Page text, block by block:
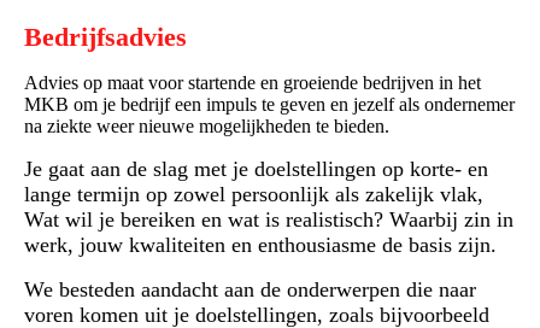
Bedrijfsadvies
Advies op maat voor startende en groeiende bedrijven in het
MKB om je bedrijf een impuls te geven en jezelf als ondernemer
na ziekte weer nieuwe mogelijkheden te bieden.
Je gaat aan de slag met je doelstellingen op korte- en
lange termijn op zowel persoonlijk als zakelijk vlak,
Wat wil je bereiken en wat is realistisch? Waarbij zin in
werk, jouw kwaliteiten en enthousiasme de basis zijn.
We besteden aandacht aan de onderwerpen die naar
voren komen uit je doelstellingen, zoals bijvoorbeeld